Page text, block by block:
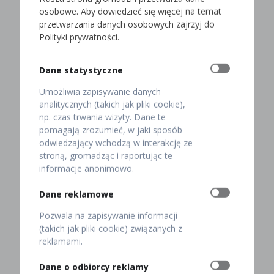
chrzanowego do mięs. W Pod Baranem zjesz
m.in.:
ozorki w sosie chrzanowym
“podkręca” smak dania mięsnego. W przypadku
ozorków i sztuki mięsa serwujemy aksamitny sos
chrzanowy na ciepło, ale przygotowujemy go też na
zimno i podajemy jako dodatek do mięs zimnych.
Co wolisz: sztukę mięsa czy ozorki? Zamów mięso w
sosie chrzanowym nie tylko ze względu na smak, ale i
właściwości chrzanu. Czy na pewno wiesz, jaki ma
wpływ na zdrowie? Sprawdź.
Chrzan. Właściwości
zdrowotne i
osobowe. Aby dowiedzieć się więcej na temat
przetwarzania danych osobowych zajrzyj do
Polityki prywatności.
Dane statystyczne
Umożliwia zapisywanie danych
analitycznych (takich jak pliki cookie),
np. czas trwania wizyty. Dane te
pomagają zrozumieć, w jaki sposób
odwiedzający wchodzą w interakcję ze
stroną, gromadząc i raportując te
informacje anonimowo.
Dane reklamowe
Pozwala na zapisywanie informacji
(takich jak pliki cookie) związanych z
reklamami.
Dane o odbiorcy reklamy